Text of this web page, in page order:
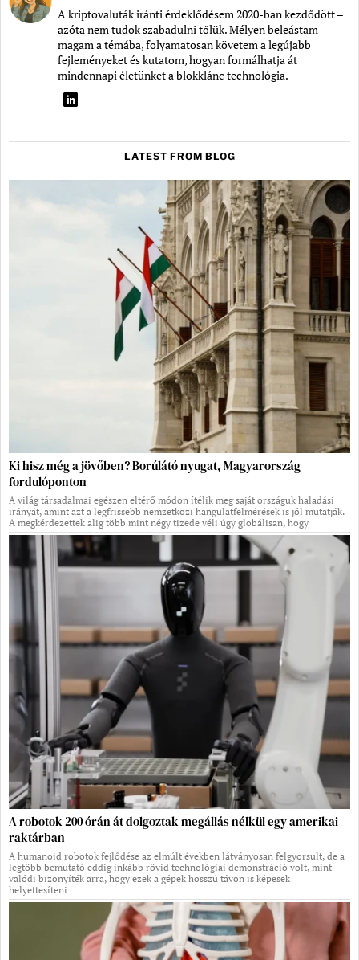
A kriptovaluták iránti érdeklődésem 2020-ban kezdődött –
azóta nem tudok szabadulni tőlük. Mélyen beleástam
magam a témába, folyamatosan követem a legújabb
fejleményeket és kutatom, hogyan formálhatja át
mindennapi életünket a blokklánc technológia.
LATEST FROM BLOG
Ki hisz még a jövőben? Borúlátó nyugat, Magyarország
fordulóponton
A világ társadalmai egészen eltérő módon ítélik meg saját országuk haladási
irányát, amint azt a legfrissebb nemzetközi hangulatfelmérések is jól mutatják.
A megkérdezettek alig több mint négy tizede véli úgy globálisan, hogy
A robotok 200 órán át dolgoztak megállás nélkül egy amerikai
raktárban
A humanoid robotok fejlődése az elmúlt években látványosan felgyorsult, de a
legtöbb bemutató eddig inkább rövid technológiai demonstráció volt, mint
valódi bizonyíték arra, hogy ezek a gépek hosszú távon is képesek
helyettesíteni